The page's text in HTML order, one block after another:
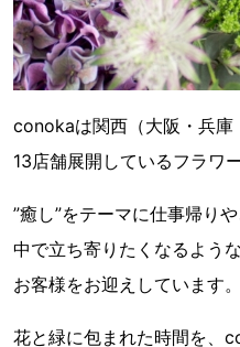
conokaは関西（大阪・兵庫
13店舗展開しているフラワ
”癒し”をテーマに仕事帰り
中で立ち寄りたくなるよう
お客様をお迎えしています。
花と緑に包まれた時間を、